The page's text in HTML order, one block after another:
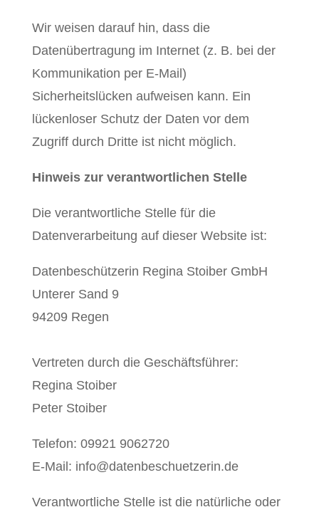
Wir weisen darauf hin, dass die
Datenübertragung im Internet (z. B. bei der
Kommunikation per E-Mail)
Sicherheitslücken aufweisen kann. Ein
lückenloser Schutz der Daten vor dem
Zugriff durch Dritte ist nicht möglich.
Hinweis zur verantwortlichen Stelle
Die verantwortliche Stelle für die
Datenverarbeitung auf dieser Website ist:
Datenbeschützerin Regina Stoiber GmbH
Unterer Sand 9
94209 Regen
Vertreten durch die Geschäftsführer:
Regina Stoiber
Peter Stoiber
Telefon: 09921 9062720
E-Mail: info@datenbeschuetzerin.de
Verantwortliche Stelle ist die natürliche oder